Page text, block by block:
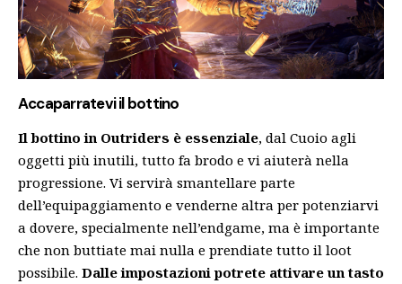
Accaparratevi il bottino
Il bottino in Outriders è essenziale, dal Cuoio agli
oggetti più inutili, tutto fa brodo e vi aiuterà nella
progressione. Vi servirà smantellare parte
dell’equipaggiamento e venderne altra per potenziarvi
a dovere, specialmente nell’endgame, ma è importante
che non buttiate mai nulla e prendiate tutto il loot
possibile. Dalle impostazioni potrete attivare un tasto